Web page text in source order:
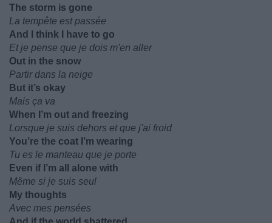
The storm is gone
La tempête est passée
And I think I have to go
Et je pense que je dois m'en aller
Out in the snow
Partir dans la neige
But it’s okay
Mais ça va
When I’m out and freezing
Lorsque je suis dehors et que j'ai froid
You’re the coat I’m wearing
Tu es le manteau que je porte
Even if I’m all alone with
Même si je suis seul
My thoughts
Avec mes pensées